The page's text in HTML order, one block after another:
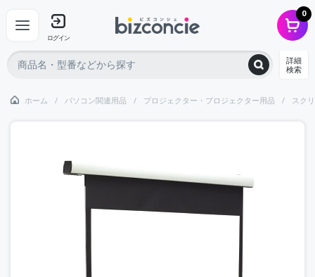
ログイン
0
詳細
検索
ホーム パソコン関連用品 プロジェクター・プロジェクター用品 スク